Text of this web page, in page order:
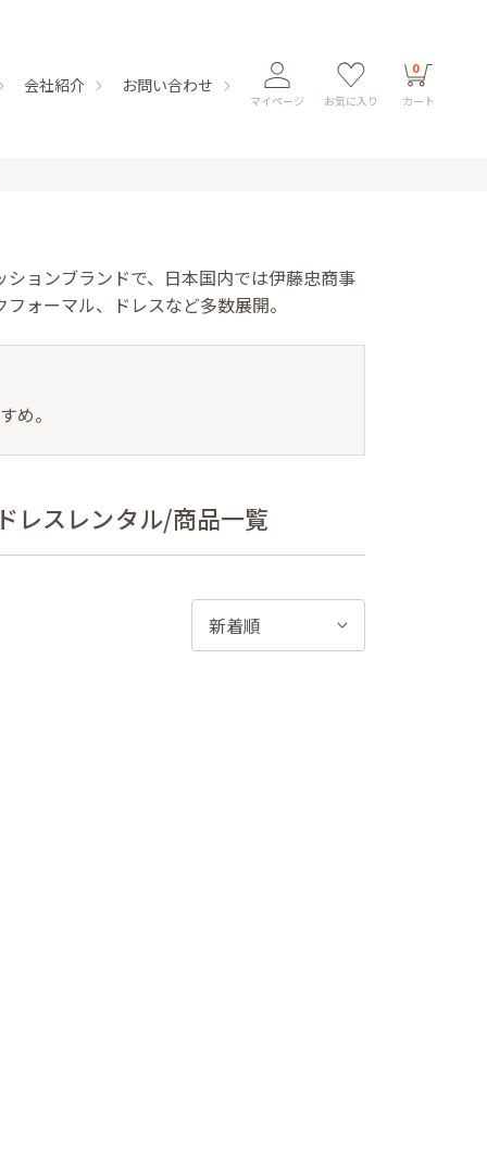
会社紹介 お問い合わせ
マイページ お気に入り
0
カート
ョンブランドで、日本国内では伊藤忠商事
ォーマル、ドレスなど多数展開。
め。
レスレンタル/商品一覧